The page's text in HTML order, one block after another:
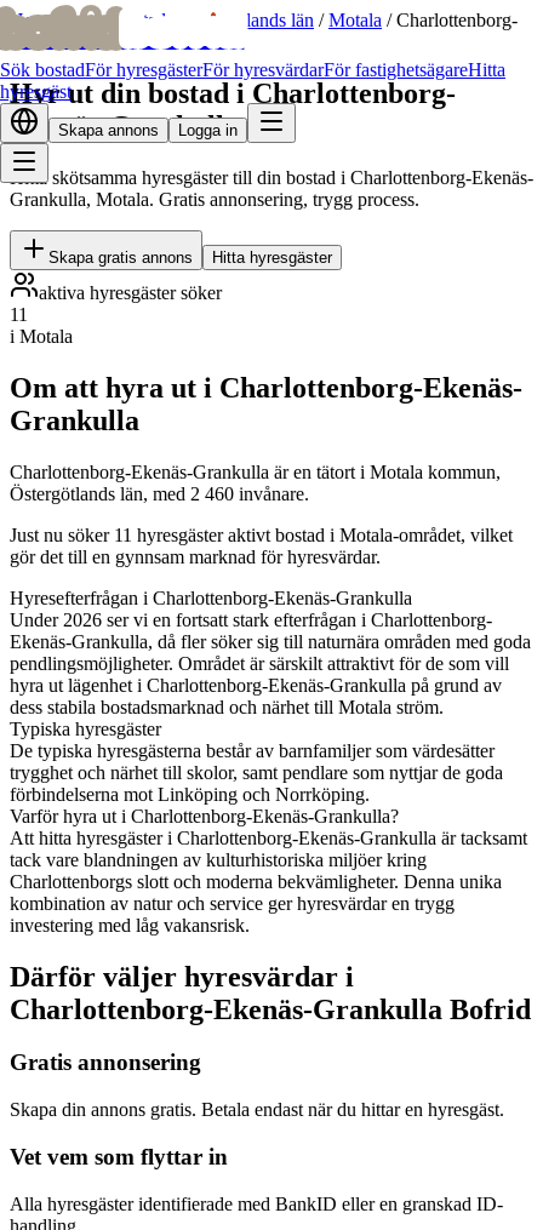
bofridbofrid
Sök bostadFör hyresgästerFör hyresvärdarFör fastighetsägareHitta
hyresgäst
Skapa annons Logga in
Hem/ Hyr ut bostad Östergötlands län /Motala /Charlottenborg-
Ekenäs-Grankulla
Hyr ut din bostad i Charlottenborg-
Ekenäs-Grankulla
Hitta skötsamma hyresgäster till din bostad i Charlottenborg-Ekenäs-
Grankulla, Motala. Gratis annonsering, trygg process.
Skapa gratis annons Hitta hyresgäster
aktiva hyresgäster söker
11
i Motala
Om att hyra ut i Charlottenborg-Ekenäs-
Grankulla
Charlottenborg-Ekenäs-Grankulla är en tätort i Motala kommun,
Östergötlands län, med 2 460 invånare.
Just nu söker 11 hyresgäster aktivt bostad i Motala-området, vilket
gör det till en gynnsam marknad för hyresvärdar.
Hyresefterfrågan i Charlottenborg-Ekenäs-Grankulla
Under 2026 ser vi en fortsatt stark efterfrågan i Charlottenborg-
Ekenäs-Grankulla, då fler söker sig till naturnära områden med goda
pendlingsmöjligheter. Området är särskilt attraktivt för de som vill
hyra ut lägenhet i Charlottenborg-Ekenäs-Grankulla på grund av
dess stabila bostadsmarknad och närhet till Motala ström.
Typiska hyresgäster
De typiska hyresgästerna består av barnfamiljer som värdesätter
trygghet och närhet till skolor, samt pendlare som nyttjar de goda
förbindelserna mot Linköping och Norrköping.
Varför hyra ut i Charlottenborg-Ekenäs-Grankulla?
Att hitta hyresgäster i Charlottenborg-Ekenäs-Grankulla är tacksamt
tack vare blandningen av kulturhistoriska miljöer kring
Charlottenborgs slott och moderna bekvämligheter. Denna unika
kombination av natur och service ger hyresvärdar en trygg
investering med låg vakansrisk.
Därför väljer hyresvärdar i
Charlottenborg-Ekenäs-Grankulla Bofrid
Gratis annonsering
Skapa din annons gratis. Betala endast när du hittar en hyresgäst.
Vet vem som flyttar in
Alla hyresgäster identifierade med BankID eller en granskad ID-
handling.